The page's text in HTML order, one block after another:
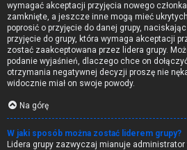
wymagać akceptacji przyjęcia nowego
zamknięte, a jeszcze inne mogą mieć
poprosić o przyjęcie do danej grupy,
przyjęcie do grupy, która wymaga akceptacji
zostać zaakceptowana przez lidera grupy.
podanie wyjaśnień, dlaczego chce on
otrzymania negatywnej decyzji proszę nie
widocznie miał on swoje powody.
Na górę
W jaki sposób można zostać liderem grupy?
Lidera grupy zazwyczaj mianuje